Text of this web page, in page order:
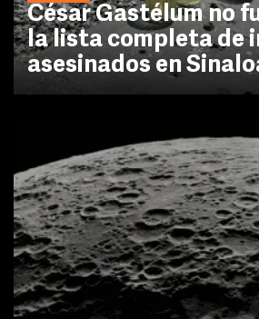
César Gastélum no
la lista completa de
asesinados en